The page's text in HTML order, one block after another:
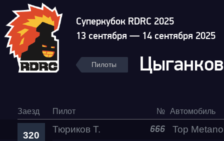
Суперкубок RDRC 2025
13 сентября — 14 сентября 2025
Пилоты
Заезд Пилот № Автомобиль
320
Тюриков Т. 666